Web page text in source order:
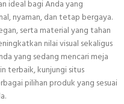
ideal bagi Anda yang
nyaman, dan tetap bergaya.
serta material yang tahan
nilai visual sekaligus
yang sedang mencari meja
terbaik, kunjungi situs
pilihan produk yang sesuai